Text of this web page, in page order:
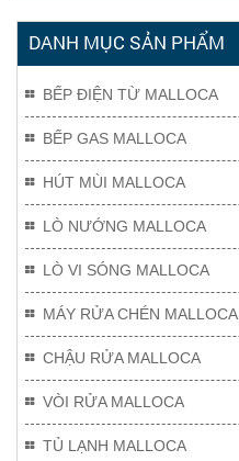
DANH MỤC SẢN PHẨM
BẾP ĐIỆN TỪ MALLOCA
BẾP GAS MALLOCA
HÚT MÙI MALLOCA
LÒ NƯỚNG MALLOCA
LÒ VI SÓNG MALLOCA
MÁY RỬA CHÉN MALLOCA
CHẬU RỬA MALLOCA
VÒI RỬA MALLOCA
TỦ LẠNH MALLOCA